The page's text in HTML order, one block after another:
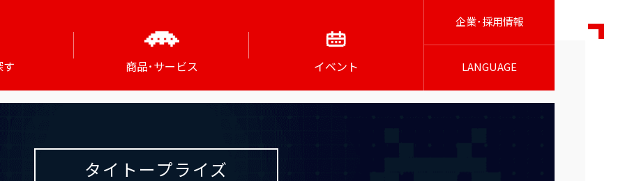
す 商品･サービス イベント
企業･採用情報
LANGUAGE
タイトープライズ